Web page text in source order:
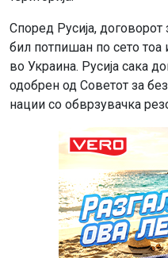
Според Русија,
бил потпишан по сето тоа
во Украина. Русија сака
одобрен од Советот за
нации со обврзувачка